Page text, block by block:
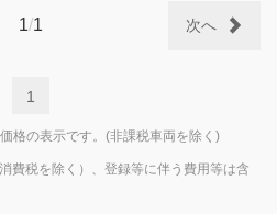
1/1 次へ
1
格の表示です。(非課税車両を除く)
費税を除く）、登録等に伴う費用等は含